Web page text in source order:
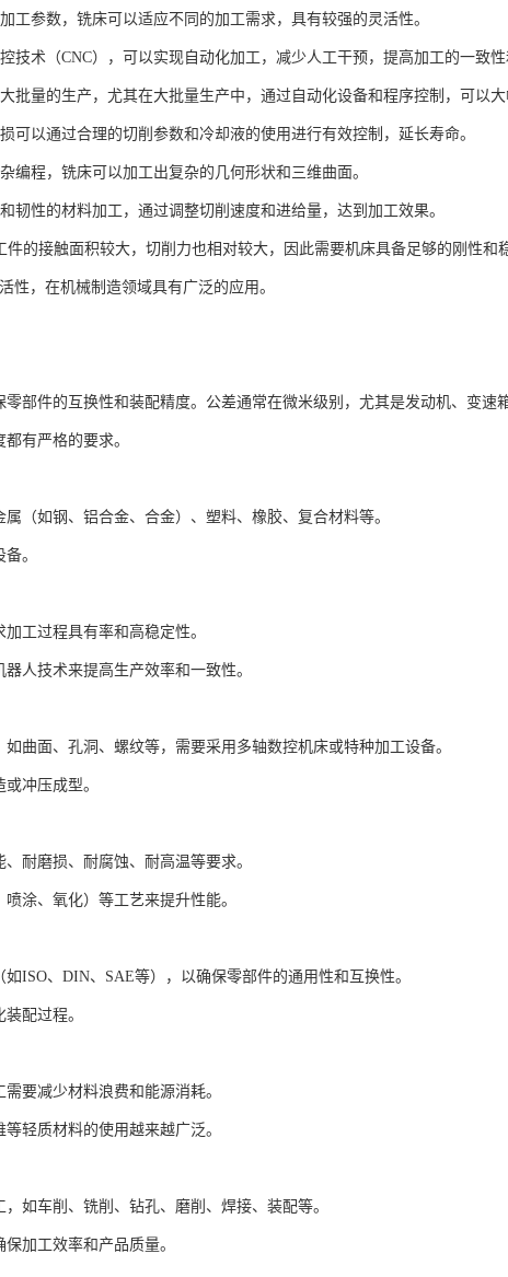
参数，铣床可以适应不同的加工需求，具有较强的灵活性。
术（CNC），可以实现自动化加工，减少人工干预，提高加工的一致性
量的生产，尤其在大批量生产中，通过自动化设备和程序控制，可以大
以通过合理的切削参数和冷却液的使用进行有效控制，延长寿命。
程，铣床可以加工出复杂的几何形状和三维曲面。
性的材料加工，通过调整切削速度和进给量，达到加工效果。
的接触面积较大，切削力也相对较大，因此需要机床具备足够的刚性和
性，在机械制造领域具有广泛的应用。
部件的互换性和装配精度。公差通常在微米级别，尤其是发动机、变速
有严格的要求。
（如钢、铝合金、合金）、塑料、橡胶、复合材料等。
。
工过程具有率和高稳定性。
人技术来提高生产效率和一致性。
曲面、孔洞、螺纹等，需要采用多轴数控机床或特种加工设备。
冲压成型。
耐磨损、耐腐蚀、耐高温等要求。
涂、氧化）等工艺来提升性能。
ISO、DIN、SAE等），以确保零部件的通用性和互换性。
配过程。
要减少材料浪费和能源消耗。
轻质材料的使用越来越广泛。
如车削、铣削、钻孔、磨削、焊接、装配等。
加工效率和产品质量。